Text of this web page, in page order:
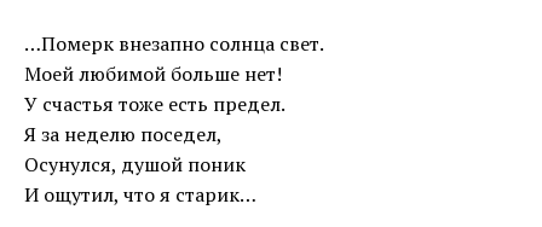
…Померк внезапно солнца свет.
Моей любимой больше нет!
У счастья тоже есть предел.
Я за неделю поседел,
Осунулся, душой поник
И ощутил, что я старик…